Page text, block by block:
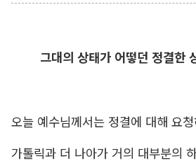
그대의 상태가 어떻던 정결한
오늘 예수님께서는 정결에 대해 요
가톨릭과 더 나아가 거의 대부분의